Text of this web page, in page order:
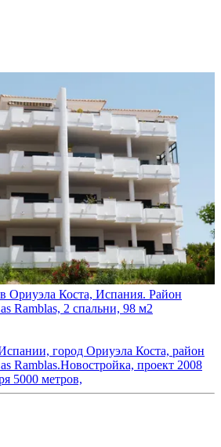
Ориуэла Коста, Испания. Район
Ramblas, 2 спальни, 98 м2
город Ориуэла Коста, район
Ramblas.Новостройка, проект 2008
5000 метров,